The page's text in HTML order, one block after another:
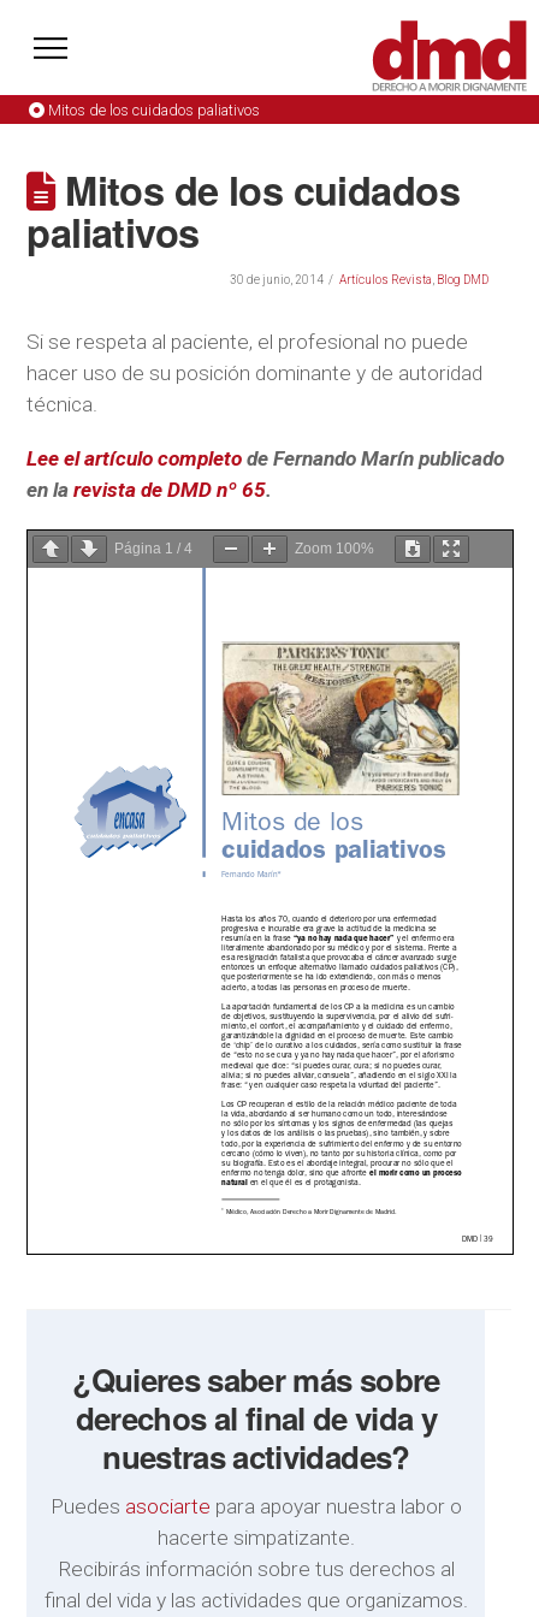
Mitos de los cuidados paliativos
Mitos de los cuidados
paliativos
30 de junio, 2014 Artículos Revista Blog DMD
Si se respeta al paciente, el profesional no puede
hacer uso de su posición dominante y de autoridad
técnica.
Lee el artículo completode Fernando Marín publicado
en larevista de DMD nº 65.
Página 1 /4 Zoom 100%
¿Quieres saber más sobre
derechos al final de vida y
nuestras actividades?
Puedes asociarte para apoyar nuestra labor o
hacerte simpatizante.
Recibirás información sobre tus derechos al
final del vida y las actividades que organizamos.